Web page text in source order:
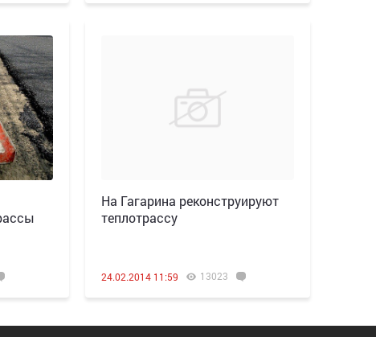
На Гагарина реконструируют
теплотрассу
24.02.2014 11:59 13023